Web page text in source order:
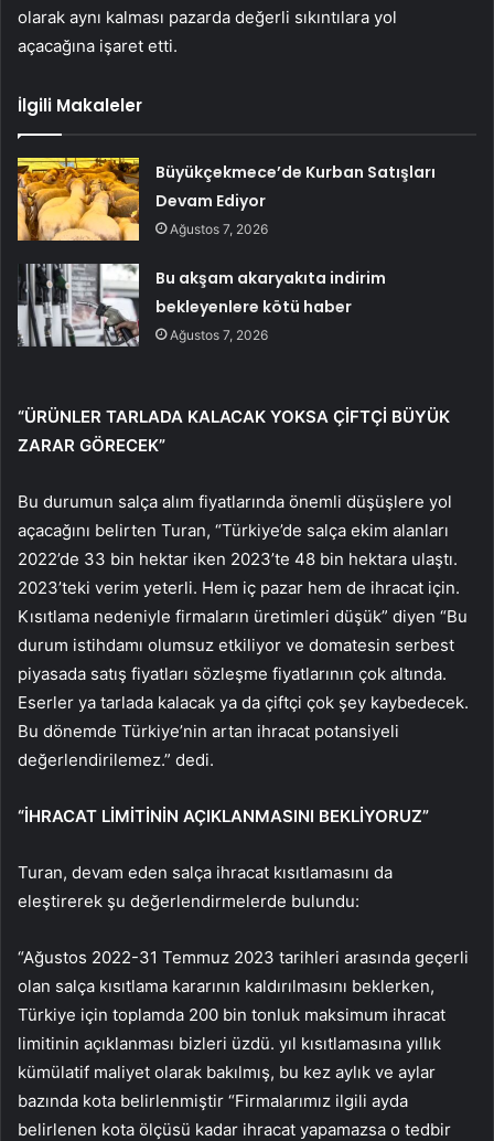
olarak aynı kalması pazarda değerli sıkıntılara yol
açacağına işaret etti.
İlgili Makaleler
Büyükçekmece’de Kurban Satışları
Devam Ediyor
Ağustos 7, 2026
Bu akşam akaryakıta indirim
bekleyenlere kötü haber
Ağustos 7, 2026
“ÜRÜNLER TARLADA KALACAK YOKSA ÇİFTÇİ BÜYÜK
ZARAR GÖRECEK”
Bu durumun salça alım fiyatlarında önemli düşüşlere yol
açacağını belirten Turan, “Türkiye’de salça ekim alanları
2022’de 33 bin hektar iken 2023’te 48 bin hektara ulaştı.
2023’teki verim yeterli. Hem iç pazar hem de ihracat için.
Kısıtlama nedeniyle firmaların üretimleri düşük” diyen “Bu
durum istihdamı olumsuz etkiliyor ve domatesin serbest
piyasada satış fiyatları sözleşme fiyatlarının çok altında.
Eserler ya tarlada kalacak ya da çiftçi çok şey kaybedecek.
Bu dönemde Türkiye’nin artan ihracat potansiyeli
değerlendirilemez.” dedi.
“İHRACAT LİMİTİNİN AÇIKLANMASINI BEKLİYORUZ”
Turan, devam eden salça ihracat kısıtlamasını da
eleştirerek şu değerlendirmelerde bulundu:
“Ağustos 2022-31 Temmuz 2023 tarihleri ​​arasında geçerli
olan salça kısıtlama kararının kaldırılmasını beklerken,
Türkiye için toplamda 200 bin tonluk maksimum ihracat
limitinin açıklanması bizleri üzdü. yıl kısıtlamasına yıllık
kümülatif maliyet olarak bakılmış, bu kez aylık ve aylar
bazında kota belirlenmiştir “Firmalarımız ilgili ayda
belirlenen kota ölçüsü kadar ihracat yapamazsa o tedbir